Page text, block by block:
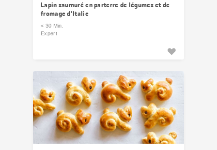
Lapin saumuré en parterre de légumes et de
fromage d'Italie
< 30 Min.
Expert